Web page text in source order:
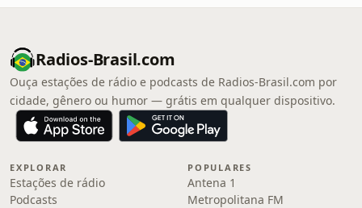
Radios-Brasil.com
Ouça estações de rádio e podcasts de Radios-Brasil.com por
cidade, gênero ou humor — grátis em qualquer dispositivo.
EXPLORAR
Estações de rádio
Podcasts
POPULARES
Antena 1
Metropolitana FM